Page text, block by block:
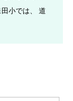
小では、 道